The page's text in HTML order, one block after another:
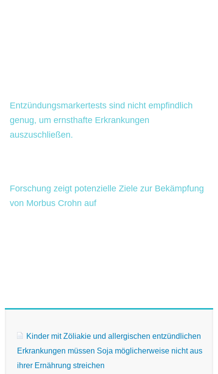
Entzündungsmarkertests sind nicht empfindlich
genug, um ernsthafte Erkrankungen
auszuschließen.
Forschung zeigt potenzielle Ziele zur Bekämpfung
von Morbus Crohn auf
Kinder mit Zöliakie und allergischen entzündlichen
Erkrankungen müssen Soja möglicherweise nicht aus
ihrer Ernährung streichen